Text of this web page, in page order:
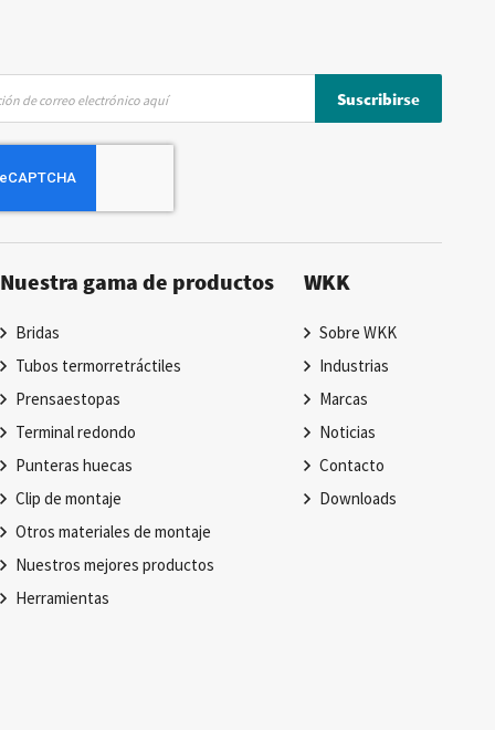
Suscribirse
Nuestra gama de productos
Bridas
Tubos termorretráctiles
Prensaestopas
Terminal redondo
Punteras huecas
Clip de montaje
Otros materiales de montaje
Nuestros mejores productos
Herramientas
WKK
Sobre WKK
Industrias
Marcas
Noticias
Contacto
Downloads